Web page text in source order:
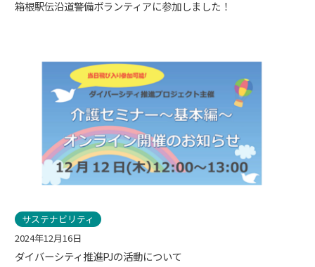
箱根駅伝沿道警備ボランティアに参加しました！
サステナビリティ
2024年12月16日
ダイバーシティ推進PJの活動について